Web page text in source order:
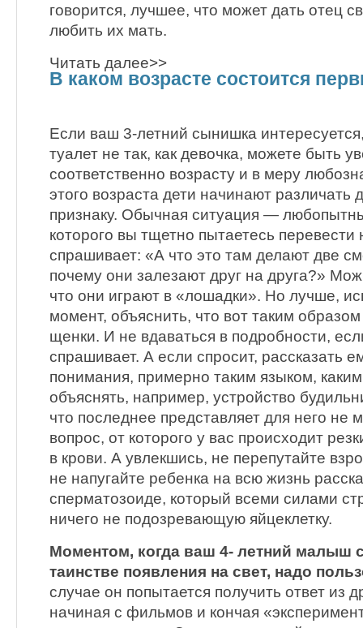
говорится, лучшее, что может дать отец
любить их мать.
Читать далее>>
В каком возрасте состоится
Если ваш 3-летний сынишка
туалет не так, как девочка, можете быть
соответственно возрасту и в меру
этого возраста дети начинают различать
признаку. Обычная ситуация —
которого вы тщетно пытаетесь
спрашивает: «А что это там делают две
почему они залезают друг на друга?»
что они играют в «лошадки». Но лучше,
момент, объяснить, что вот таким
щенки. И не вдаваться в подробности,
спрашивает. А если спросит, рассказать
понимания, примерно таким языком,
объяснять, например, устройство
что последнее представляет для него не
вопрос, от которого у вас происходит
в крови. А увлекшись, не перепутайте
не напугайте ребенка на всю жизнь
сперматозоиде, который всеми силами
ничего не подозревающую яйцеклетку.
Моментом, когда ваш 4- летний малыш
таинстве появления на свет, надо
случае он попытается получить ответ из
начиная с фильмов и кончая